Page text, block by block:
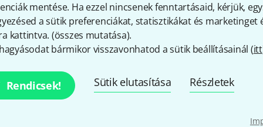
mentése. Ha ezzel nincsenek fenntartásaid, kérjük,
a sütik preferenciákat, statisztikákat és marketinget
kattintva. (összes mutatása).
bármikor visszavonhatod a sütik beállításainál (itt
Rendicsek! Sütik elutasítása Részletek
4.8/ 5